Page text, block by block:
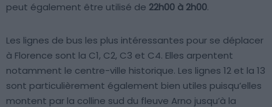
peut également être utilisé de 22h00 à 2h00.
Les lignes de bus les plus intéressantes pour se déplacer
à Florence sont la C1, C2, C3 et C4. Elles arpentent
notamment le centre-ville historique. Les lignes 12 et la 13
sont particulièrement également bien utiles puisqu’elles
montent par la colline sud du fleuve Arno jusqu’à la